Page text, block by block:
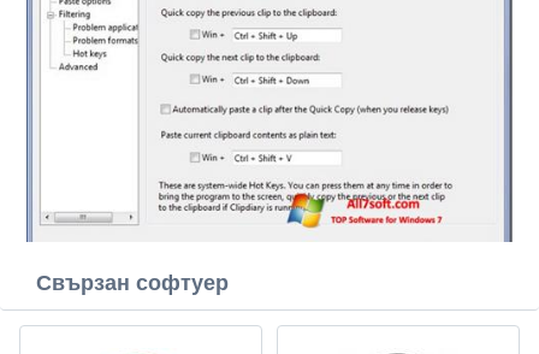
Свързан софтуер